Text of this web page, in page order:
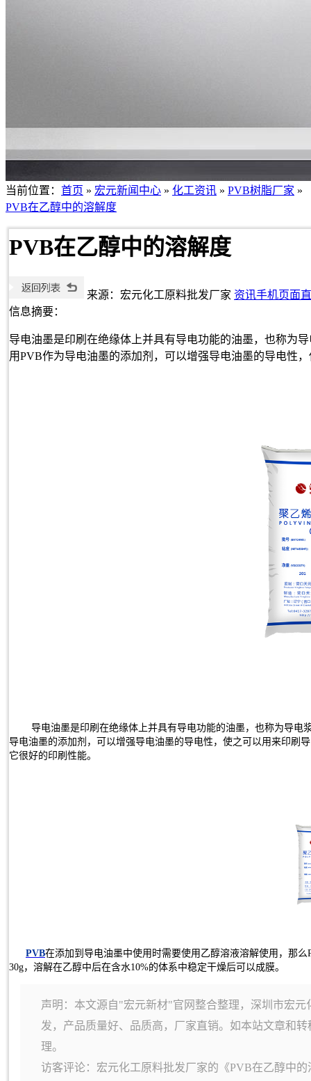
当前位置： 首页 » 宏元新闻中心 » 化工资讯 » PVB树脂厂家 »
PVB在乙醇中的溶解度
PVB在乙醇中的溶解度
来源：宏元化工原料批发厂家 资讯手机页面
信息摘要：
导电油墨是印刷在绝缘体上并具有导电功能的油墨，也称为
用PVB作为导电油墨的添加剂，可以增强导电油墨的导电性
导电油墨是印刷在绝缘体上并具有导电功能的油墨，也称为导电
导电油墨的添加剂，可以增强导电油墨的导电性，使之可以用来印刷
它很好的印刷性能。
PVB在添加到导电油墨中使用时需要使用乙醇溶液溶解使用，那
30g，溶解在乙醇中后在含水10%的体系中稳定干燥后可以成膜。
声明：本文源自"宏元新材"官网整合整理，深圳市宏
发，产品质量好、品质高，厂家直销。如本站文章和
理。
访客评论：宏元化工原料批发厂家的《PVB在乙醇中